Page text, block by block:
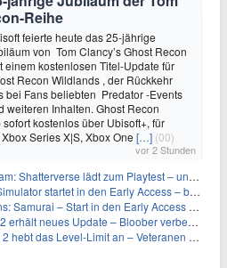
Reihe
feierte heute das 25-jährige
von Tom Clancy’s Ghost Recon
einem kostenlosen Titel-Update für
Recon Wildlands , der Rückkehr
bei Fans beliebten Predator -Events
weiteren Inhalten. Ghost Recon
kostenlos über Ubisoft+, für
Series X|S, Xbox One […] (00)
vor 2 Stunden
lädt zum Playtest – und erscheint schon bald!
startet in den Early Access – bald gehts los!
– Start in den Early Access ab heute im feudalen Japan
neues Update – Bloober verbessert Grafik und Performance
Level-Limit an – Veteranen können endlich weiter aufsteigen